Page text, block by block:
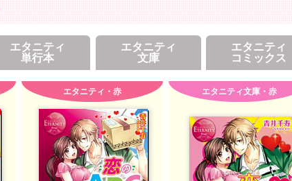
エタニティ
単行本
エタニティ
文庫
エタニティ
コミックス
エタニティ・赤 エタニティ文庫・赤